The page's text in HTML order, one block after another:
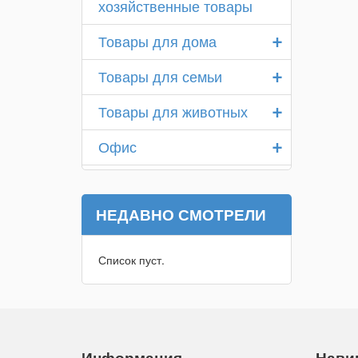
хозяйственные товары
+
Товары для дома
+
Товары для семьи
+
Товары для животных
+
Офис
НЕДАВНО СМОТРЕЛИ
Список пуст.